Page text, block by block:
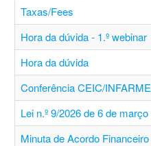
Taxas/Fees
Hora da dúvida - 1.º webinar
Hora da dúvida
Conferência CEIC/
Lei n.º 9/2026 de 6 de março
Minuta de Acordo